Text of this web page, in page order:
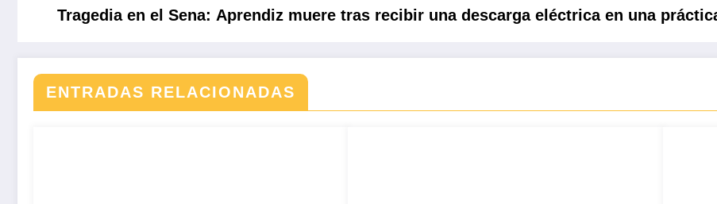
Tragedia en el Sena: Aprendiz muere tras recibir una descarga eléctrica en una
ENTRADAS RELACIONADAS